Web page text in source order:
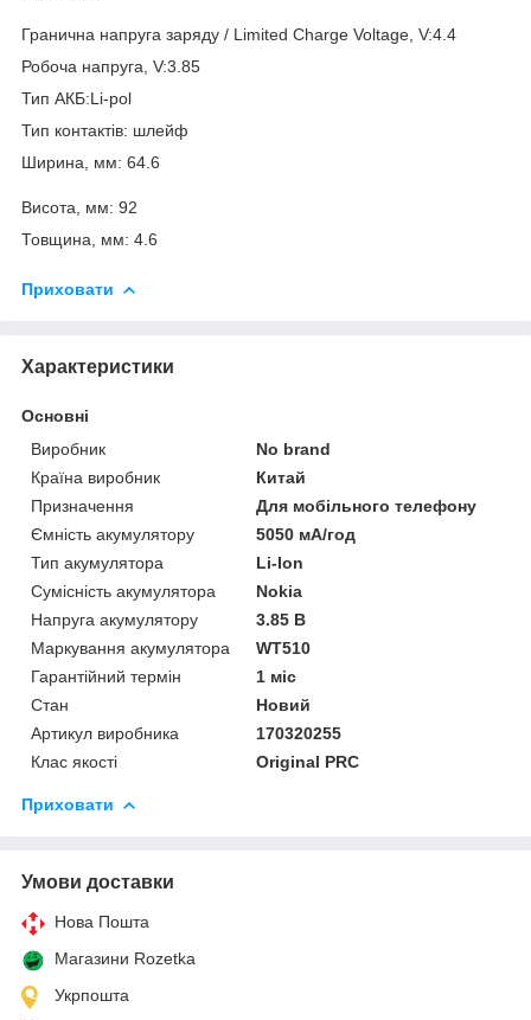
Гранична напруга заряду / Limited Charge Voltage, V:4.4
Робоча напруга, V:3.85
Тип АКБ:Li-pol
Тип контактів: шлейф
Ширина, мм: 64.6
Висота, мм: 92
Товщина, мм: 4.6
Приховати
Характеристики
Основні
Виробник
No brand
Країна виробник
Китай
Призначення
Для мобільного телефону
Ємність акумулятору
5050 мА/год
Тип акумулятора
Li-Ion
Сумісність акумулятора
Nokia
Напруга акумулятору
3.85 В
Маркування акумулятора
WT510
Гарантійний термін
1 міс
Стан
Новий
Артикул виробника
170320255
Клас якості
Original PRC
Приховати
Умови доставки
Нова Пошта
Магазини Rozetka
Укрпошта